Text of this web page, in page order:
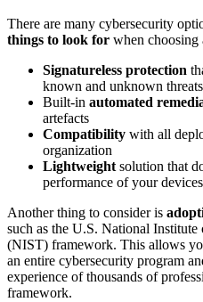
There are many cybersecurity
things to look for when choosing
Signatureless protection
known and unknown
Built-in automated
artefacts
Compatibility with all
organization
Lightweightsolution that
performance of your devices
Another thing to consider is
such as the U.S. National
(NIST) framework. This allows
an entire cybersecurity program
experience of thousands of
framework.